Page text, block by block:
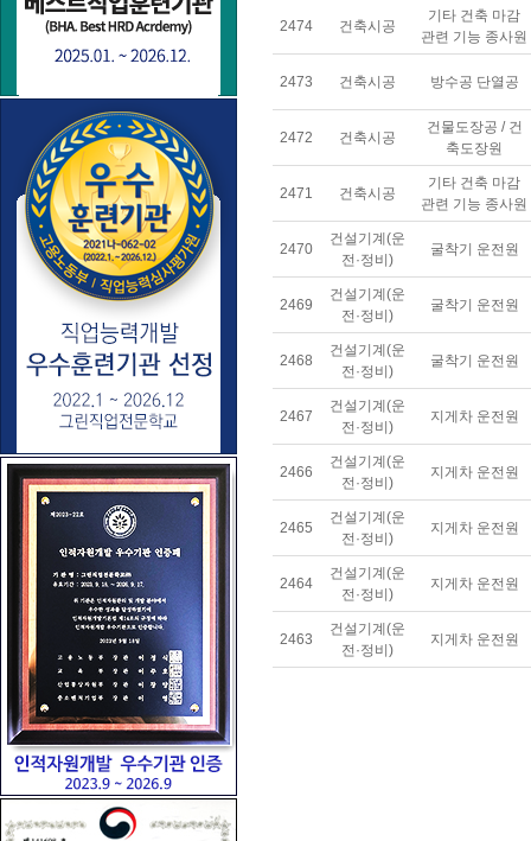
2474 건축시공
기타 건축 마감
관련 기능 종사원
2473 건축시공 방수공 단열공
2472 건축시공
건물도장공 / 건
축도장원
2471 건축시공
기타 건축 마감
관련 기능 종사원
2470
건설기계(운
전·정비)
굴착기 운전원
2469
건설기계(운
전·정비)
굴착기 운전원
2468
건설기계(운
전·정비)
굴착기 운전원
2467
건설기계(운
전·정비)
지게차 운전원
2466
건설기계(운
전·정비)
지게차 운전원
2465
건설기계(운
전·정비)
지게차 운전원
2464
건설기계(운
전·정비)
지게차 운전원
2463
건설기계(운
전·정비)
지게차 운전원